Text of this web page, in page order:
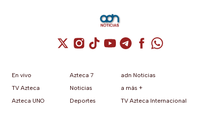
Cuenta de X / Twitter (se abre en una
Cuenta de Instagram (se abre en una
Cuenta de TikTok (se abre en
Cuenta de YouTube (se abre
Cuenta de Telegram (se
Cuenta de
Cuenta de
En vivo
TV Azteca
Azteca UNO
Azteca 7
Noticias
Deportes
adn Noticias
a más +
TV Azteca Internacional